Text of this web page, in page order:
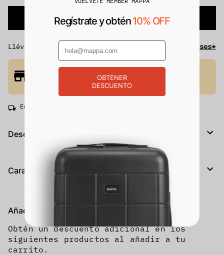
Agregar al carrito
Llévate tus productos hasta 12 meses sin intereses*
¡Recógelo en tienda hoy mismo!
Comprueba la disponibilidad en tiendas
cercanas. Aplican términos y condiciones*
Entrega rápida gratis. Recibe entre 1 a 5 días.
Descripción
Características
Añade y ahorra:
Obtén un descuento adicional en los
siguientes productos al añadir a tu
carrito.
Regístrate y obtén10% OFF
OBTENER
DESCUENTO